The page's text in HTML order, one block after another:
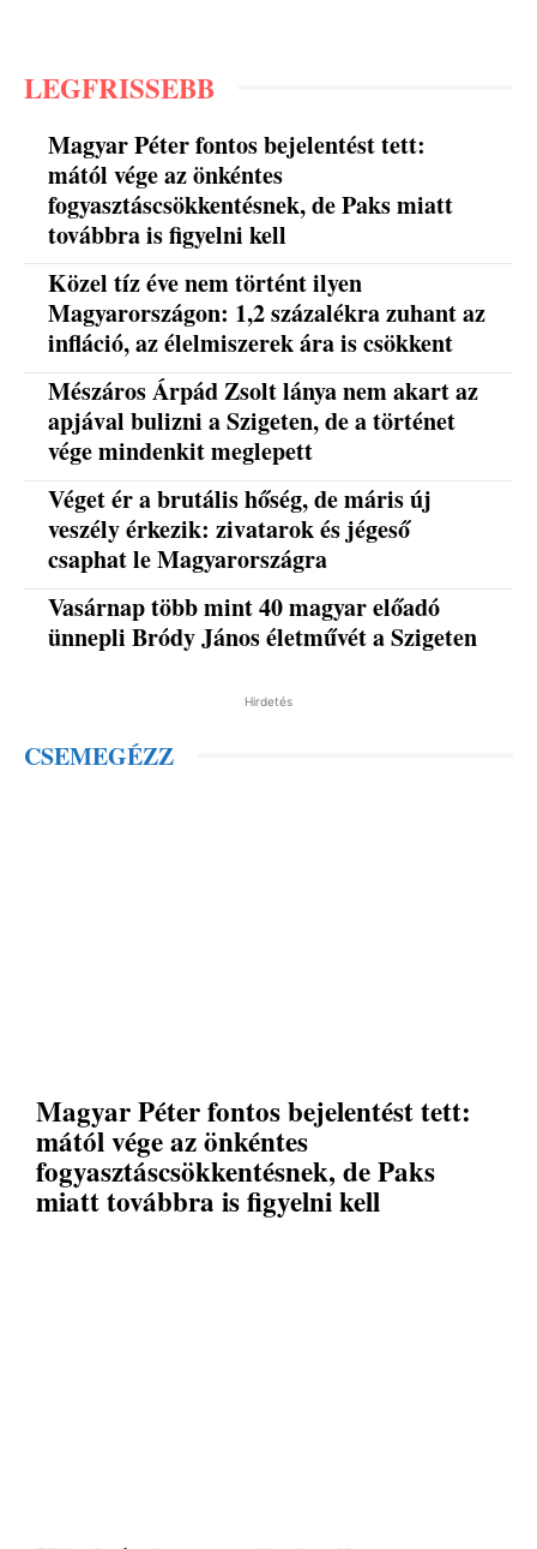
LEGFRISSEBB
Magyar Péter fontos bejelentést tett:
mától vége az önkéntes
fogyasztáscsökkentésnek, de Paks miatt
továbbra is figyelni kell
Közel tíz éve nem történt ilyen
Magyarországon: 1,2 százalékra zuhant az
infláció, az élelmiszerek ára is csökkent
Mészáros Árpád Zsolt lánya nem akart az
apjával bulizni a Szigeten, de a történet
vége mindenkit meglepett
Véget ér a brutális hőség, de máris új
veszély érkezik: zivatarok és jégeső
csaphat le Magyarországra
Vasárnap több mint 40 magyar előadó
ünnepli Bródy János életművét a Szigeten
Hirdetés
CSEMEGÉZZ
Magyar Péter fontos bejelentést tett:
mától vége az önkéntes
fogyasztáscsökkentésnek, de Paks
miatt továbbra is figyelni kell